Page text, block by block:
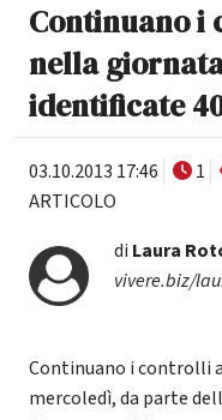
Continuano i
nella
identificate
03.10.2013 17:46 1
ARTICOLO
di Laura
vivere.biz/
Continuano i controlli
mercoledì, da parte